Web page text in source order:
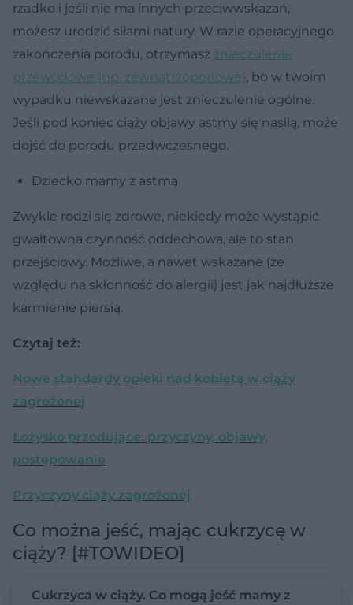
rzadko i jeśli nie ma innych przeciwwskazań,
możesz urodzić siłami natury. W razie operacyjnego
zakończenia porodu, otrzymasz znieczulenie
przewodowe (np. zewnątrzoponowe), bo w twoim
wypadku niewskazane jest znieczulenie ogólne.
Jeśli pod koniec ciąży objawy astmy się nasilą, może
dojść do porodu przedwczesnego.
Dziecko mamy z astmą
Zwykle rodzi się zdrowe, niekiedy może wystąpić
gwałtowna czynność oddechowa, ale to stan
przejściowy. Możliwe, a nawet wskazane (ze
względu na skłonność do alergii) jest jak najdłuższe
karmienie piersią.
Czytaj też:
Nowe standardy opieki nad kobietą w ciąży
zagrożonej
Łożysko przodujące: przyczyny, objawy,
postępowanie
Przyczyny ciąży zagrożonej
Co można jeść, mając cukrzycę w
ciąży? [#TOWIDEO]
Cukrzyca w ciąży. Co mogą jeść mamy z